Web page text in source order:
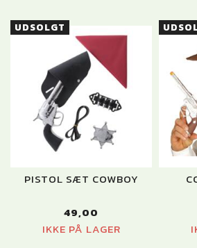
UDSOLGT
PISTOL SÆT COWBOY
49,00
IKKE PÅ LAGER